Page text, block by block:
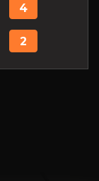
4
2